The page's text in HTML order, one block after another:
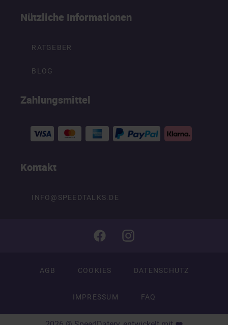
Nützliche Informationen
RATGEBER
BLOG
Zahlungsmittel
Kontakt
INFO@SPEEDTALKS.DE
AGB COOKIES DATENSCHUTZ
IMPRESSUM FAQ